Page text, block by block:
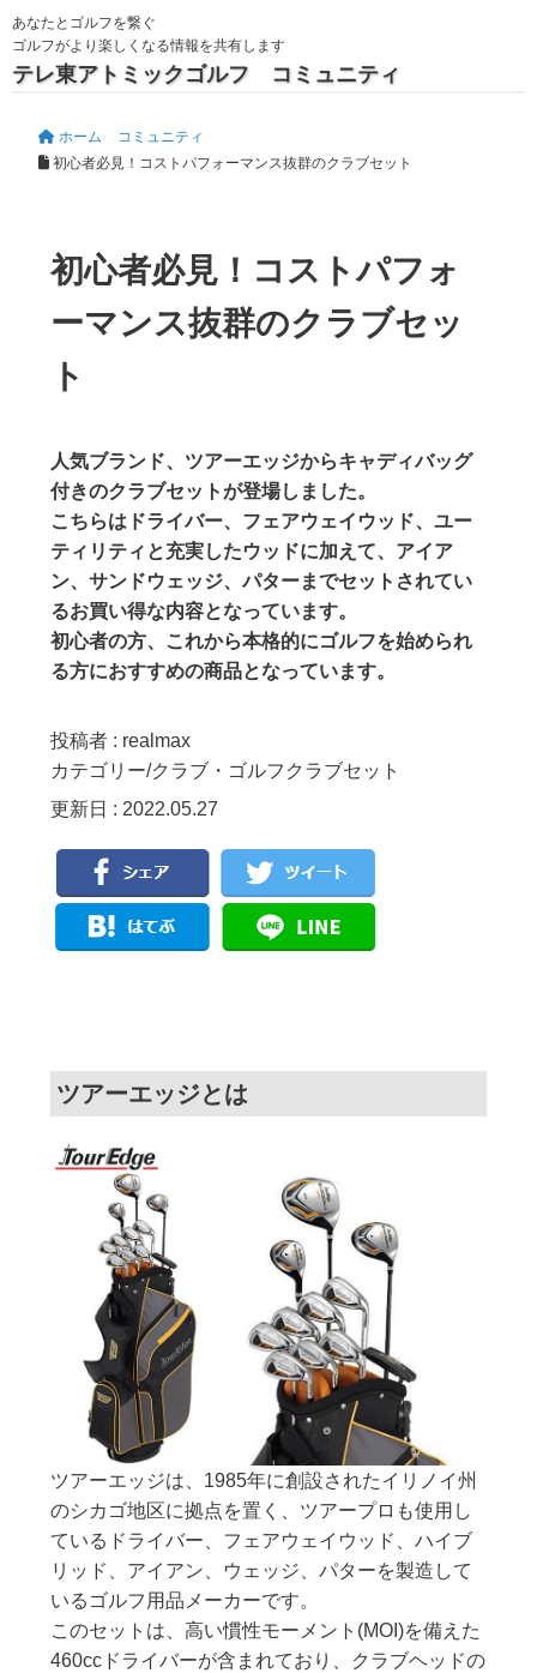
あなたとゴルフを繋ぐ
ゴルフがより楽しくなる情報を共有します
テレ東アトミックゴルフ コミュニティ
ホーム
コミュニティ
初心者必見！コストパフォーマンス抜群のクラブセット
初心者必見！コストパフォ
ーマンス抜群のクラブセッ
ト
人気ブランド、ツアーエッジからキャディバッグ
付きのクラブセットが登場しました。
こちらはドライバー、フェアウェイウッド、ユー
ティリティと充実したウッドに加えて、アイア
ン、サンドウェッジ、パターまでセットされてい
るお買い得な内容となっています。
初心者の方、これから本格的にゴルフを始められ
る方におすすめの商品となっています。
投稿者 : realmax
カテゴリー/クラブ ・ ゴルフクラブセット
更新日 : 2022.05.27
ツアーエッジとは
ツアーエッジは、1985年に創設されたイリノイ州
のシカゴ地区に拠点を置く、ツアープロも使用し
ているドライバー、フェアウェイウッド、ハイブ
リッド、アイアン、ウェッジ、パターを製造して
いるゴルフ用品メーカーです。
このセットは、高い慣性モーメント(MOI)を備えた
460ccドライバーが含まれており、クラブヘッドの